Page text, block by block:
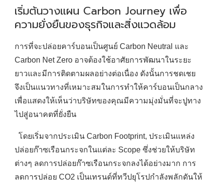
เริ่มต้นวางแผน Carbon Journey เพื่อ
ความยั่งยืนของธุรกิจและสิ่งแวดล้อม
การที่จะปล่อยคาร์บอนเป็นศูนย์ Carbon Neutral และ
Carbon Net Zero อาจต้องใช้อาศัยการพัฒนาในระยะ
ยาวและมีการติดตามผลอย่างต่อเนื่อง ดังนั้นการชดเชย
จึงเป็นแนวทางที่เหมาะสมในการทำให้คาร์บอนเป็นกลาง
เพื่อแสดงให้เห็นว่าบริษัทของคุณมีความมุ่งมั่นที่จะปูทาง
ไปสู่อนาคตที่ยั่งยืน
โดยเริ่มจากประเมิน Carbon Footprint, ประเมินแหล่ง
ปล่อยก๊าซเรือนกระจกในแต่ละ Scope ซึ่งช่วยให้บริษัท
ต่างๆ ลดการปล่อยก๊าซเรือนกระจกลงได้อย่างมาก การ
ลดการปล่อย CO2 เป็นเทรนด์ที่ทวีปยุโรปกำลังพลักดันให้